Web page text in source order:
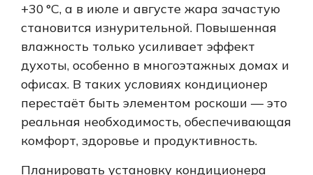
+30 °C, а в июле и августе жара зачастую
становится изнурительной. Повышенная
влажность только усиливает эффект
духоты, особенно в многоэтажных домах и
офисах. В таких условиях кондиционер
перестаёт быть элементом роскоши — это
реальная необходимость, обеспечивающая
комфорт, здоровье и продуктивность.
Планировать установку кондиционера